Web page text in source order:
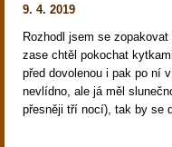
9. 4. 2019
Rozhodl jsem se
zase chtěl pokochat
před dovolenou i pak po ní
nevlídno, ale já měl
přesněji tří nocí), tak by se